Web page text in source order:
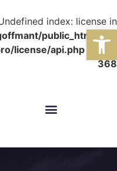
פתח סרגל
index: license in
public_html/wp-
license/api.php on line
368